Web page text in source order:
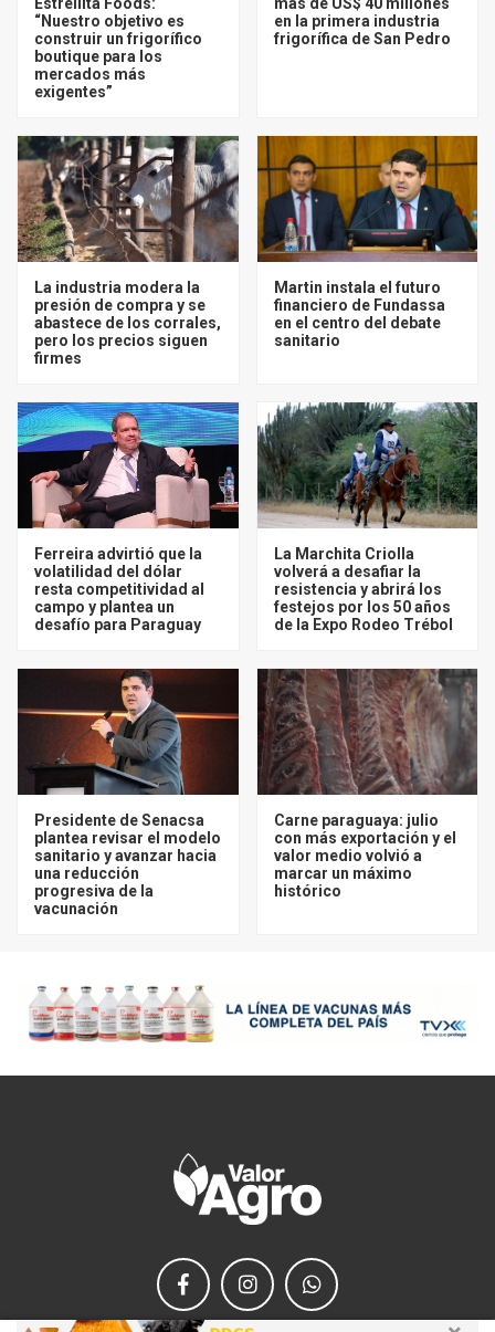
“Nuestro objetivo es
construir un frigorífico
boutique para los
mercados más
exigentes”
en la primera industria
frigorífica de San Pedro
La industria modera la
presión de compra y se
abastece de los corrales,
pero los precios siguen
firmes
Martin instala el futuro
financiero de Fundassa
en el centro del debate
sanitario
Ferreira advirtió que la
volatilidad del dólar
resta competitividad al
campo y plantea un
desafío para Paraguay
La Marchita Criolla
volverá a desafiar la
resistencia y abrirá los
festejos por los 50 años
de la Expo Rodeo Trébol
Presidente de Senacsa
plantea revisar el modelo
sanitario y avanzar hacia
una reducción
progresiva de la
vacunación
Carne paraguaya: julio
con más exportación y el
valor medio volvió a
marcar un máximo
histórico